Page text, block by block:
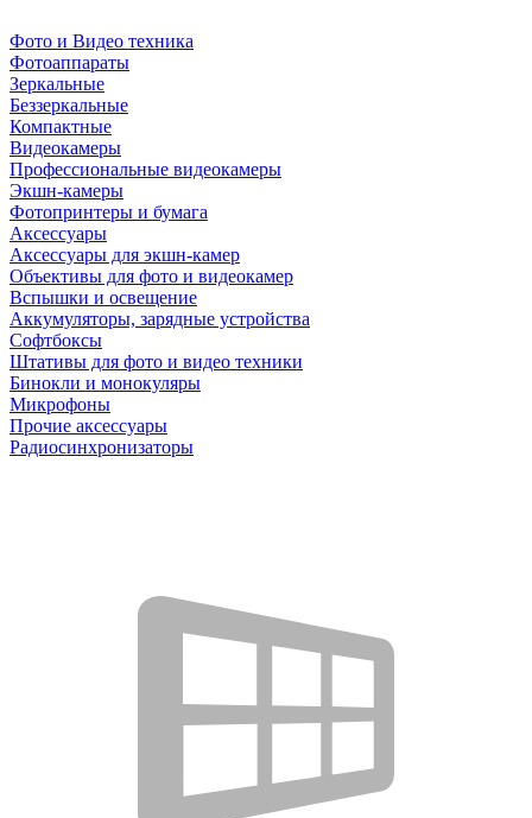
Фото и Видео техника
Фотоаппараты
Зеркальные
Беззеркальные
Компактные
Видеокамеры
Профессиональные видеокамеры
Экшн-камеры
Фотопринтеры и бумага
Аксессуары
Аксессуары для экшн-камер
Объективы для фото и видеокамер
Вспышки и освещение
Аккумуляторы, зарядные устройства
Софтбоксы
Штативы для фото и видео техники
Бинокли и монокуляры
Микрофоны
Прочие аксессуары
Радиосинхронизаторы